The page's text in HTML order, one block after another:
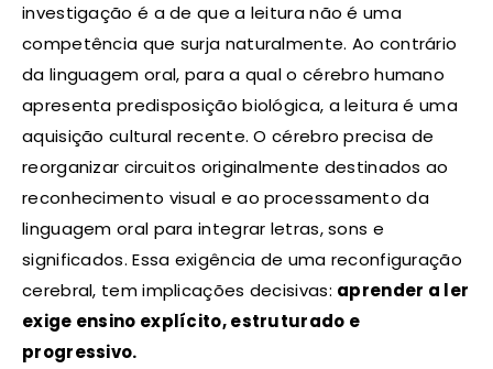
investigação é a de que a leitura não é uma
competência que surja naturalmente. Ao contrário
da linguagem oral, para a qual o cérebro humano
apresenta predisposição biológica, a leitura é uma
aquisição cultural recente. O cérebro precisa de
reorganizar circuitos originalmente destinados ao
reconhecimento visual e ao processamento da
linguagem oral para integrar letras, sons e
significados. Essa exigência de uma reconfiguração
cerebral, tem implicações decisivas: aprender a ler
exige ensino explícito, estruturado e
progressivo.